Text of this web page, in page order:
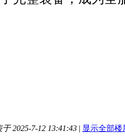
于 2025-7-12 13:41:43 | 显示全部楼